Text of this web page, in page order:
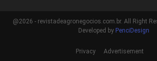
@2026 - revistadeagronegocios.com.br. All Right
Developed by PenciDesign
Privacy Advertisement